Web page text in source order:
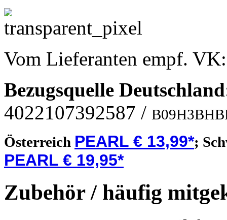
Vom Lieferanten empf.
Bezugsquelle Deutschland
4022107392587 /
Österreich PEARL € 13,99*;
PEARL € 19,95*
Zubehör / häufig